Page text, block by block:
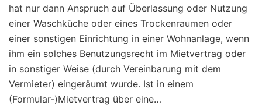
hat nur dann Anspruch auf Überlassung oder Nutzung
einer Waschküche oder eines Trockenraumen oder
einer sonstigen Einrichtung in einer Wohnanlage, wenn
ihm ein solches Benutzungsrecht im Mietvertrag oder
in sonstiger Weise (durch Vereinbarung mit dem
Vermieter) eingeräumt wurde. Ist in einem
(Formular-)Mietvertrag über eine…